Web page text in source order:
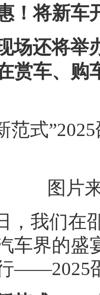
！将新车
场还将举
赏车、购
图片
，我们在
车界的盛
——2025